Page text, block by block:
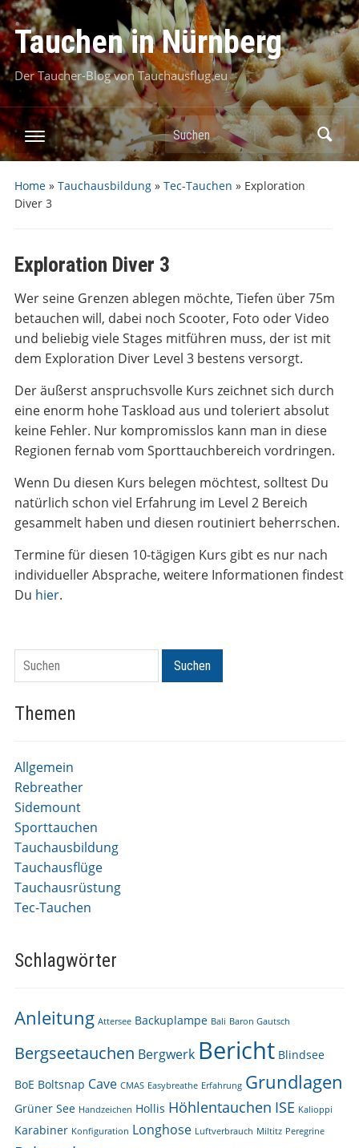
Tauchen in Nürnberg
Der Taucher-Blog von Tauchausflug.eu
Suchen
Home» Tauchausbildung» Tec-Tauchen » Exploration
Diver 3
Suchen Suchen
Themen
Allgemein
Rebreather
Sidemount
Sporttauchen
Tauchausbildung
Tauchausflüge
Tauchausrüstung
Tec-Tauchen
Schlagwörter
Anleitung Attersee Backuplampe Bali Baron Gautsch
Bergseetauchen Bergwerk Bericht Blindsee
BoE Boltsnap Cave CMAS Easybreathe Erfahrung Grundlagen
Grüner See Handzeichen Hollis Höhlentauchen ISE Kalioppi
Karabiner Konfiguration Longhose Luftverbrauch Miltitz Peregrine
Exploration Diver 3
Wer seine Grenzen ablegen möchte, Tiefen über 75m
betauchen will, dabei noch Scooter, Foto oder Video
und beliebig viele Stages mitführen muss, der ist mit
dem Exploration Diver Level 3 bestens versorgt.
Der äußerst anspruchsvolle Kurs zeichnet sich durch
eine enorm hohe Taskload aus und toleriert absolut
keine Fehler. Nur kompromisslos kann man in diese
Regionen fernab vom Sporttauchbereich vordringen.
Wenn Du diesen Kurs belegen möchtest, solltest Du
natürlich schon viel Erfahrung im Level 2 Bereich
gesammelt haben und diesen routiniert beherrschen.
Termine für diesen 10-tägigen Kurs gibt es nur nach
individueller Absprache, weitere Informationen findest
Du hier.